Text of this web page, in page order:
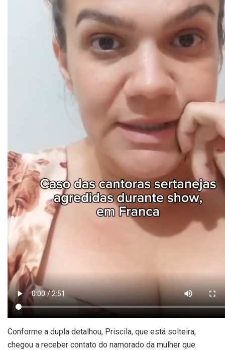
Conforme a dupla detalhou, Priscila, que está solteira,
chegou a receber contato do namorado da mulher que